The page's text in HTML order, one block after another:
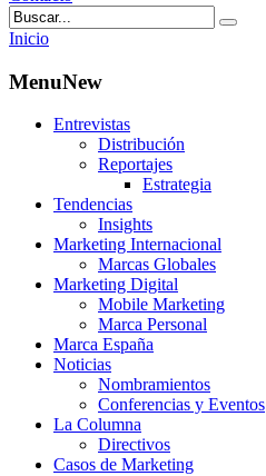
Inicio
MenuNew
Entrevistas
Distribución
Reportajes
Estrategia
Tendencias
Insights
Marketing Internacional
Marcas Globales
Marketing Digital
Mobile Marketing
Marca Personal
Marca España
Noticias
Nombramientos
Conferencias y Eventos
La Columna
Directivos
Casos de Marketing